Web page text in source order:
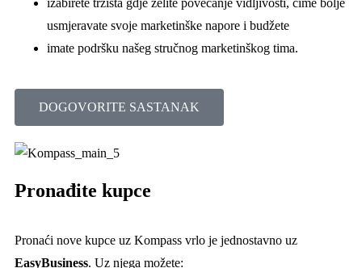
usmjeravate svoje marketinške napore i budžete
imate podršku našeg stručnog marketinškog tima.
DOGOVORITE SASTANAK
Pronađite kupce
Pronaći nove kupce uz Kompass vrlo je jednostavno uz
EasyBusiness. Uz njega možete: